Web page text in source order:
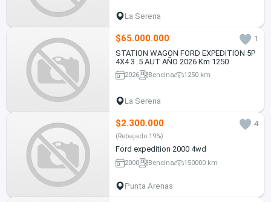
La Serena
$65.000.000
1
STATION WAGON FORD EXPEDITION 5P
4X4 3 .5 AUT AÑO 2026 Km 1250
2026 Bencina 1250 km
La Serena
$2.300.000 4
(Rebajado 19%)
Ford expedition 2000 4wd
2000 Bencina 150000 km
Punta Arenas